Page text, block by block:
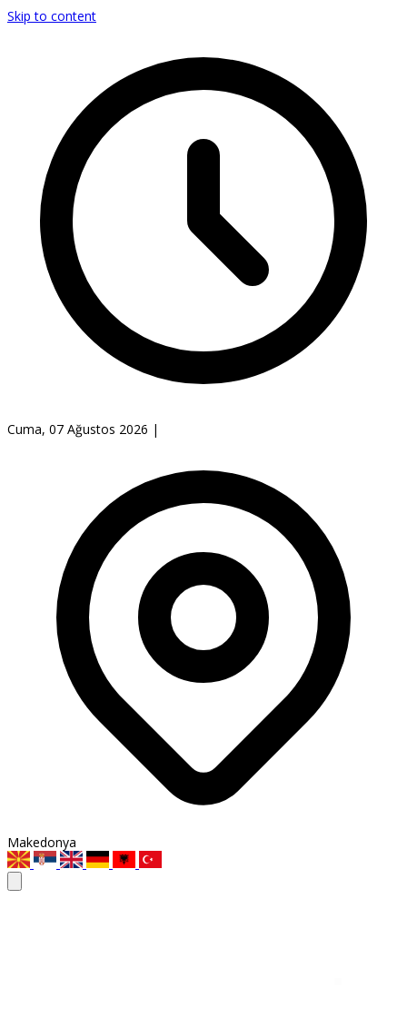
Skip to content
Cuma, 07 Ağustos 2026 |
Makedonya